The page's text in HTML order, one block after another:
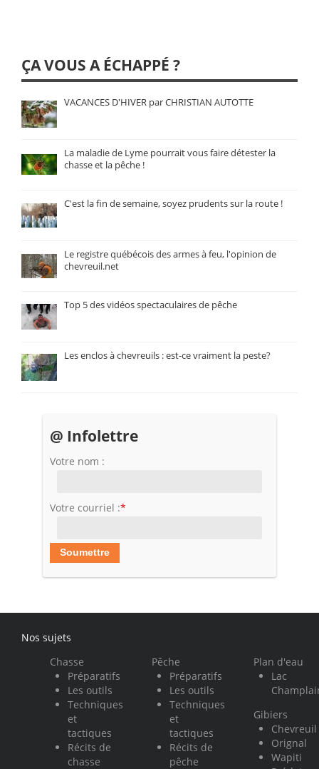
ÇA VOUS A ÉCHAPPÉ ?
VACANCES D'HIVER par CHRISTIAN AUTOTTE
La maladie de Lyme pourrait vous faire détester la
chasse et la pêche !
C'est la fin de semaine, soyez prudents sur la route !
Le registre québécois des armes à feu, l'opinion de
chevreuil.net
Top 5 des vidéos spectaculaires de pêche
Les enclos à chevreuils : est-ce vraiment la peste?
@ Infolettre
Votre nom :
Votre courriel :*
Nos sujets
Chasse
Préparatifs
Les outils
Techniques
et
tactiques
Récits de
chasse
Pêche
Préparatifs
Les outils
Techniques
et
tactiques
Récits de
pêche
Plan d'eau
Lac
Gibiers
Chevreuil
Orignal
Wapiti